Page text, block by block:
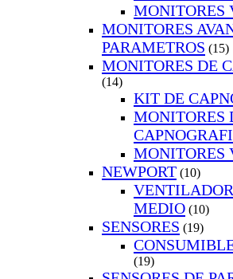
MONITORES
MONITORES
PARAMETROS (15)
MONITORES DE
(14)
KIT DE
MONITORES
MONITORES
NEWPORT (10)
MEDIO (10)
SENSORES (19)
(19)